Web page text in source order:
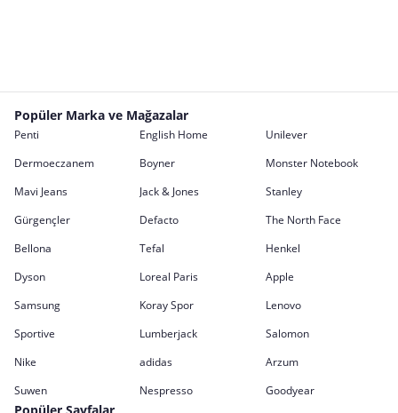
Popüler Marka ve Mağazalar
Penti English Home
Unilever
Dermoeczanem
Boyner
Monster Notebook
Mavi Jeans
Jack & Jones
Stanley
Gürgençler
Defacto
The North Face
Bellona
Tefal
Henkel
Dyson
Loreal Paris
Apple
Samsung
Koray Spor
Lenovo
Sportive
Lumberjack
Salomon
Nike
adidas
Arzum
Suwen
Nespresso Goodyear